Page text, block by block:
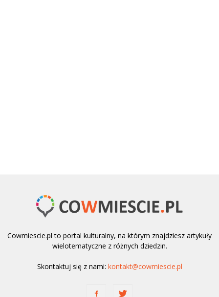
Cowmiescie.pl to portal kulturalny, na którym znajdziesz artykuły
wielotematyczne z różnych dziedzin.
Skontaktuj się z nami: kontakt@cowmiescie.pl